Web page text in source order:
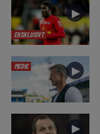
EKSKLUSIVT
►
MEDIE ►
►